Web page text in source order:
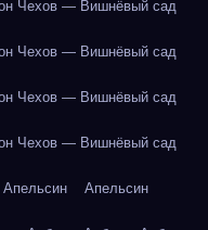
Чехов — Вишнёвый сад
Чехов — Вишнёвый сад
Чехов — Вишнёвый сад
Чехов — Вишнёвый сад
Апельсин Апельсин